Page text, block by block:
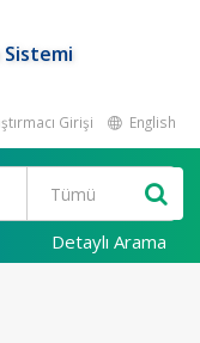
Girişi English
Detaylı Arama